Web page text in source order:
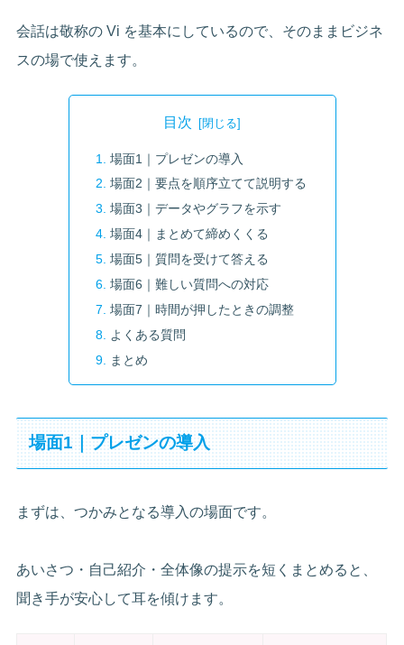
会話は敬称の Vi を基本にしているので、そのままビジネ
スの場で使えます。
目次
場面1｜プレゼンの導入
場面2｜要点を順序立てて説明する
場面3｜データやグラフを示す
場面4｜まとめて締めくくる
場面5｜質問を受けて答える
場面6｜難しい質問への対応
場面7｜時間が押したときの調整
よくある質問
まとめ
場面1｜プレゼンの導入
まずは、つかみとなる導入の場面です。
あいさつ・自己紹介・全体像の提示を短くまとめると、
聞き手が安心して耳を傾けます。